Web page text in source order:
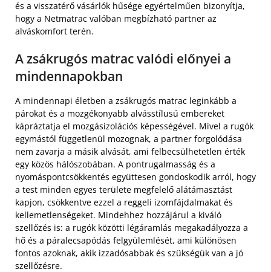
és a visszatérő vásárlók hűsége egyértelműen bizonyítja,
hogy a Netmatrac valóban megbízható partner az
alváskomfort terén.
A zsákrugós matrac valódi előnyei a
mindennapokban
A mindennapi életben a zsákrugós matrac leginkább a
párokat és a mozgékonyabb alvásstílusú embereket
kápráztatja el mozgásizolációs képességével. Mivel a rugók
egymástól függetlenül mozognak, a partner forgolódása
nem zavarja a másik alvását, ami felbecsülhetetlen érték
egy közös hálószobában. A pontrugalmasság és a
nyomáspontcsökkentés együttesen gondoskodik arról, hogy
a test minden egyes területe megfelelő alátámasztást
kapjon, csökkentve ezzel a reggeli izomfájdalmakat és
kellemetlenségeket. Mindehhez hozzájárul a kiváló
szellőzés is: a rugók közötti légáramlás megakadályozza a
hő és a páralecsapódás felgyülemlését, ami különösen
fontos azoknak, akik izzadósabbak és szükségük van a jó
szellőzésre.